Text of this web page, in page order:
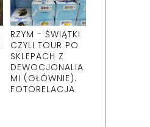
RZYM - ŚWIĄTKI
CZYLI TOUR PO
SKLEPACH Z
DEWOCJONALIA
MI (GŁÓWNIE).
FOTORELACJA